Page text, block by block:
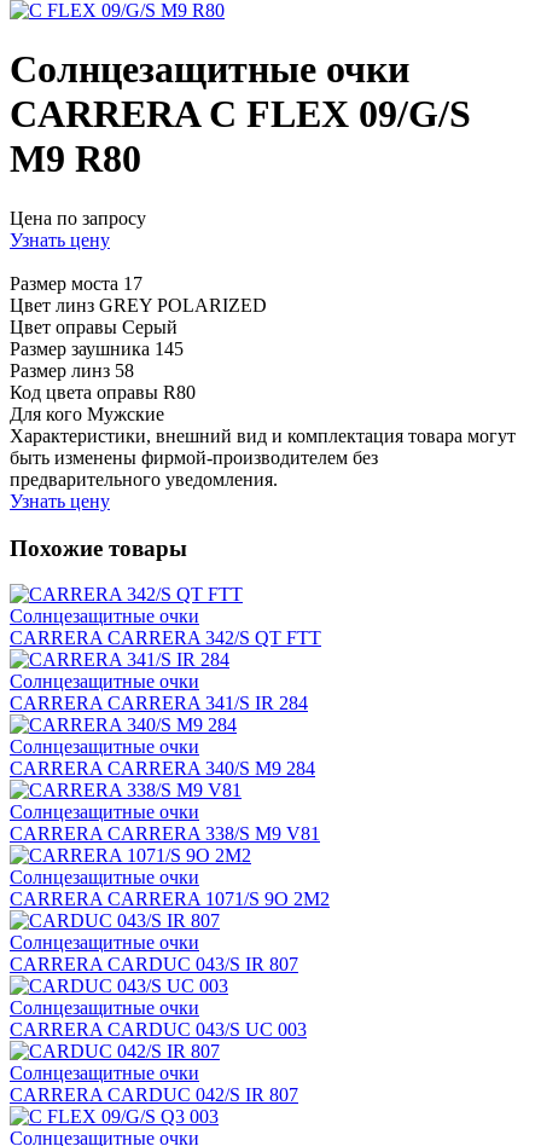
Солнцезащитные очки
CARRERA C FLEX 09/G/S
M9 R80
Цена по запросу
Узнать цену
Размер моста 17
Цвет линз GREY POLARIZED
Цвет оправы Серый
Размер заушника 145
Размер линз 58
Код цвета оправы R80
Для кого Мужские
Характеристики, внешний вид и комплектация товара могут
быть изменены фирмой-производителем без
предварительного уведомления.
Узнать цену
Похожие товары
Солнцезащитные очки
CARRERA CARRERA 342/S QT FTT
Солнцезащитные очки
CARRERA CARRERA 341/S IR 284
Солнцезащитные очки
CARRERA CARRERA 340/S M9 284
Солнцезащитные очки
CARRERA CARRERA 338/S M9 V81
Солнцезащитные очки
CARRERA CARRERA 1071/S 9O 2M2
Солнцезащитные очки
CARRERA CARDUC 043/S IR 807
Солнцезащитные очки
CARRERA CARDUC 043/S UC 003
Солнцезащитные очки
CARRERA CARDUC 042/S IR 807
Солнцезащитные очки